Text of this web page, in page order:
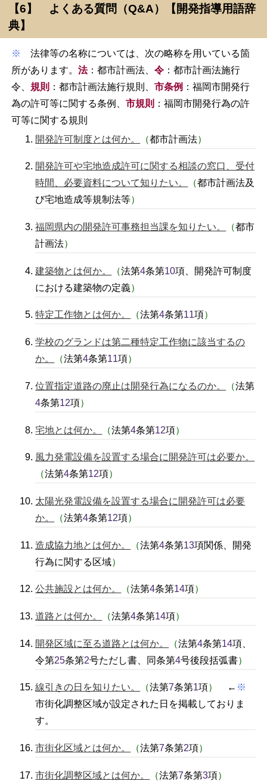
【6】 よくある質問（Q&A）【開発指導用語辞
典】
※
法律等の名称については、次の略称を用いている箇
所があります。法：都市計画法、令 ：都市計画法施行
令、規則 ：都市計画法施行規則、市条例 ：福岡市開発行
為の許可等に関する条例、市規則 ：福岡市開発行為の許
可等に関する規則
開発許可制度とは何か。
（都市計画法）
開発許可や宅地造成許可に関する相談の窓口、受付
時間、必要資料について知りたい。
（都市計画法及
び宅地造成等規制法等）
福岡県内の開発許可事務担当課を知りたい。 （都市
計画法）
建築物とは何か。 （法第4条第10項、開発許可制度
における建築物の定義）
特定工作物とは何か。 （法第4条第11項）
学校のグランドは第二種特定工作物に該当するの
か。
（法第4条第11項）
位置指定道路の廃止は開発行為になるのか。 （法第
4条第12項）
宅地とは何か。 （法第4条第12項）
風力発電設備を設置する場合に開発許可は必要か。
（法第4条第12項）
太陽光発電設備を設置する場合に開発許可は必要
か。
（法第4条第12項）
造成協力地とは何か。 （法第4条第13項関係、開発
行為に関する区域）
公共施設とは何か。 （法第4条第14項）
道路とは何か。 （法第4条第14項）
開発区域に至る道路とは何か。 （法第4条第14項、
令第25条第2号ただし書、同条第4号後段括弧書）
線引きの日を知りたい。 （法第7条第1項） ← ※
市街化調整区域が設定された日を掲載しておりま
す。
市街化区域とは何か。 （法第7条第2項）
市街化調整区域とは何か。 （法第7条第3項）